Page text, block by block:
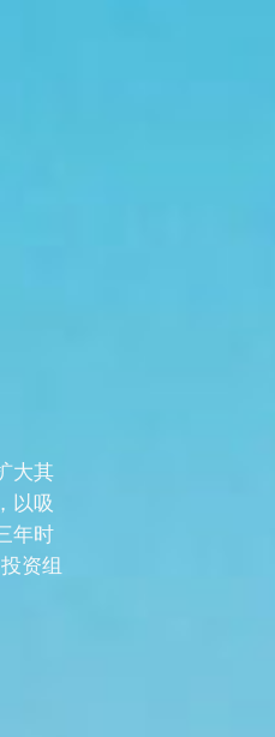
大其
以吸
年时
资组